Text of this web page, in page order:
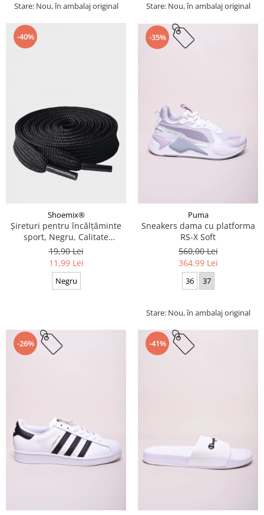
Stare: Nou, în ambalaj original Stare: Nou, în ambalaj original
-40%
Shoemix®
Șireturi pentru încălțăminte
sport, Negru, Calitate
premium, 110 cm x 0.8 cm
19,90 Lei
11,99 Lei
Negru
-35%
Puma
Sneakers dama cu platforma
RS-X Soft
560,00 Lei
364,99 Lei
36 37
Stare: Nou, în ambalaj original
-26% -41%